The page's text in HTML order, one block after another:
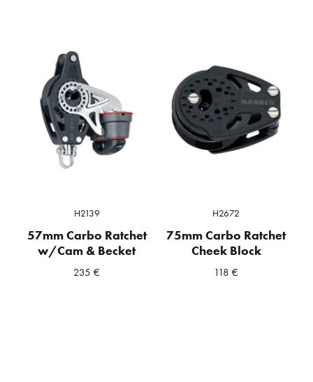
H2139
57mm Carbo Ratchet
w/Cam & Becket
235€
H2672
75mm Carbo Ratchet
Cheek Block
118€